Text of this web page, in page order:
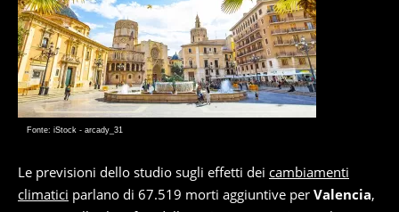
Fonte: iStock - arcady_31
Le previsioni dello studio sugli effetti dei cambiamenti
climatici parlano di 67.519 morti aggiuntive per Valencia,